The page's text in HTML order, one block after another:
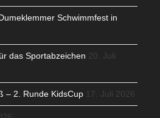
Schwimmfest in
das Sportabzeichen 20. Juli
– 2. Runde KidsCup 17. Juli 2026